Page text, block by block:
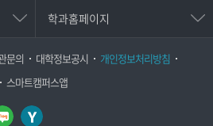
학과홈페이지
문의 대학정보공시
개인정보처리방침
스마트캠퍼스앱
버용인